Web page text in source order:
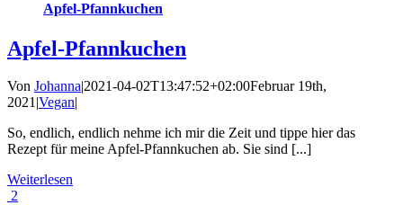
Apfel-Pfannkuchen
Apfel-Pfannkuchen
Von Johanna|2021-04-02T13:47:52+02:00Februar 19th,
2021|Vegan|
So, endlich, endlich nehme ich mir die Zeit und tippe hier das
Rezept für meine Apfel-Pfannkuchen ab. Sie sind [...]
Weiterlesen
2